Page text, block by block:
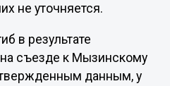
не уточняется.
в результате
съезде к Мызинскому
данным, у